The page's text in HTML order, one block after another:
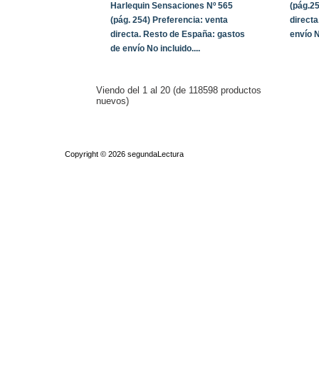
Harlequin Sensaciones Nº 565
(pág. 254) Preferencia: venta
directa. Resto de España: gastos
de envío No incluido....
envío
Viendo del 1 al 20 (de 118598 productos
nuevos)
Copyright © 2026 segundaLectura